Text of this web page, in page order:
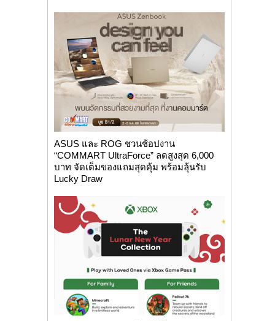
ASUS และ ROG ชวนช้อปงาน
“COMMART UltraForce” ลดสูงสุด 6,000
บาท จัดเต็มของแถมสุดคุ้ม พร้อมลุ้นรับ
Lucky Draw